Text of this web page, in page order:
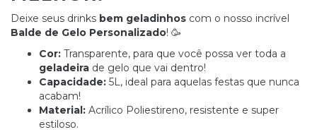
Deixe seus drinks bem geladinhos com o nosso incrível
Balde de Gelo Personalizado! 🥳
Cor: Transparente, para que você possa ver toda a
geladeira de gelo que vai dentro!
Capacidade: 5L, ideal para aquelas festas que nunca
acabam!
Material: Acrílico Poliestireno, resistente e super
estiloso.